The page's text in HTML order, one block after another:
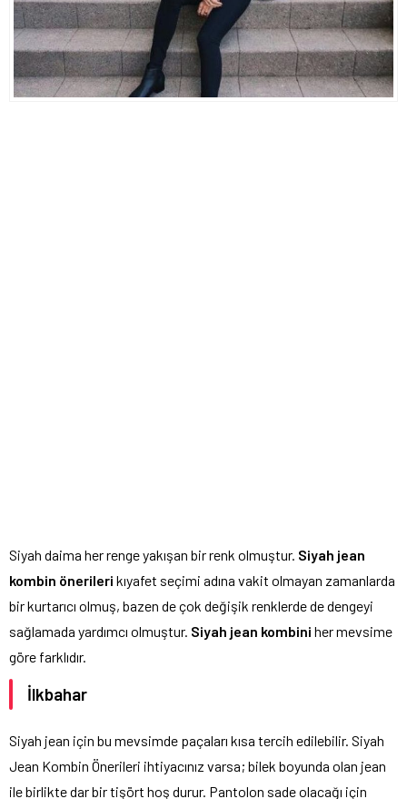
Siyah daima her renge yakışan bir renk olmuştur. Siyah jean
kombin önerileri kıyafet seçimi adına vakit olmayan zamanlarda
bir kurtarıcı olmuş, bazen de çok değişik renklerde de dengeyi
sağlamada yardımcı olmuştur. Siyah jean kombini her mevsime
göre farklıdır.
İlkbahar
Siyah jean için bu mevsimde paçaları kısa tercih edilebilir. Siyah
Jean Kombin Önerileri ihtiyacınız varsa; bilek boyunda olan jean
ile birlikte dar bir tişört hoş durur. Pantolon sade olacağı için